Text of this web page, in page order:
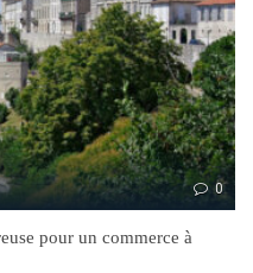
0
pour un commerce à